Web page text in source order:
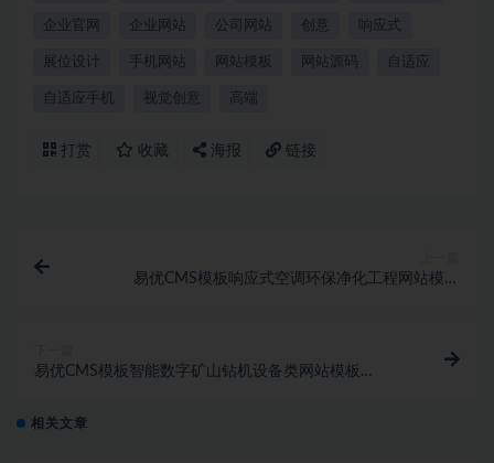
企业官网 企业网站 公司网站 创意 响应式
展位设计 手机网站 网站模板 网站源码 自适应
自适应手机 视觉创意 高端
打赏 收藏 海报 链接
易优CMS模板响应式空调环保净化工程网站模板
易优CMS模板智能数字矿山钻机设备类网站模板
相关文章